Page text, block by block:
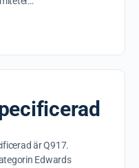
är Q917.
Edwards